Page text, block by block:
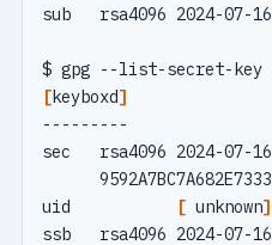
sub   rsa4096 2024-07-16
$ gpg --list-secret-key
[keyboxd]
sec   rsa4096 2024-07-16
uid
[ unknown]
ssb   rsa4096 2024-07-16